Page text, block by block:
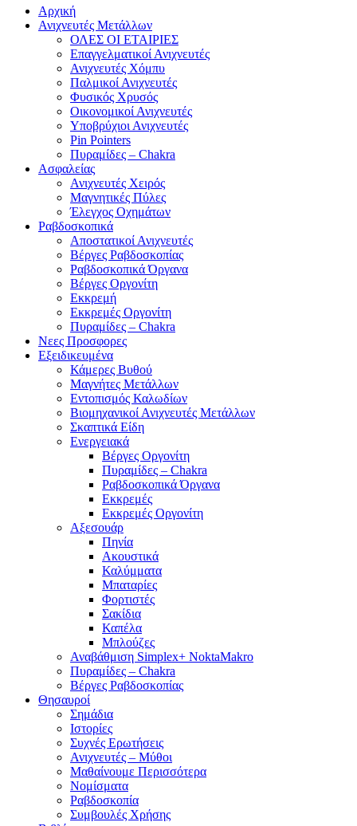
Αρχική
Ανιχνευτές Μετάλλων
ΟΛΕΣ ΟΙ ΕΤΑΙΡΙΕΣ
Επαγγελματικοί Ανιχνευτές
Ανιχνευτές Χόμπυ
Παλμικοί Ανιχνευτές
Φυσικός Χρυσός
Οικονομικοί Ανιχνευτές
Υποβρύχιοι Ανιχνευτές
Pin Pointers
Πυραμίδες – Chakra
Ασφαλείας
Ανιχνευτές Χειρός
Μαγνητικές Πύλες
Έλεγχος Οχημάτων
Ραβδοσκοπικά
Αποστατικοί Ανιχνευτές
Βέργες Ραβδοσκοπίας
Ραβδοσκοπικά Όργανα
Βέργες Οργονίτη
Εκκρεμή
Εκκρεμές Οργονίτη
Πυραμίδες – Chakra
Νεες Προσφορες
Εξειδικευμένα
Κάμερες Βυθού
Μαγνήτες Μετάλλων
Εντοπισμός Καλωδίων
Βιομηχανικοί Ανιχνευτές Μετάλλων
Σκαπτικά Είδη
Ενεργειακά
Βέργες Οργονίτη
Πυραμίδες – Chakra
Ραβδοσκοπικά Όργανα
Εκκρεμές
Εκκρεμές Οργονίτη
Αξεσουάρ
Πηνία
Ακουστικά
Καλύμματα
Μπαταρίες
Φορτιστές
Σακίδια
Καπέλα
Μπλούζες
Αναβάθμιση Simplex+ NoktaMakro
Πυραμίδες – Chakra
Βέργες Ραβδοσκοπίας
Θησαυροί
Σημάδια
Ιστορίες
Συχνές Ερωτήσεις
Ανιχνευτές – Μύθοι
Μαθαίνουμε Περισσότερα
Νομίσματα
Ραβδοσκοπία
Συμβουλές Χρήσης